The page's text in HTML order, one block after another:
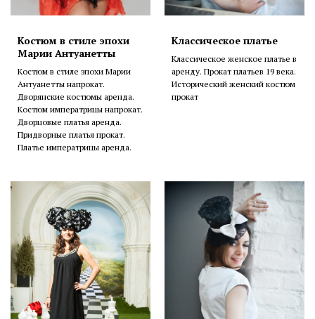
Костюм в стиле эпохи
Марии Антуанетты
Костюм в стиле эпохи Марии
Антуанетты напрокат.
Дворянские костюмы аренда.
Костюм императрицы напрокат.
Дворцовые платья аренда.
Придворные платья прокат.
Платье императрицы аренда.
Классическое платье
Классическое женское платье в
аренду. Прокат платьев 19 века.
Исторический женский костюм
прокат